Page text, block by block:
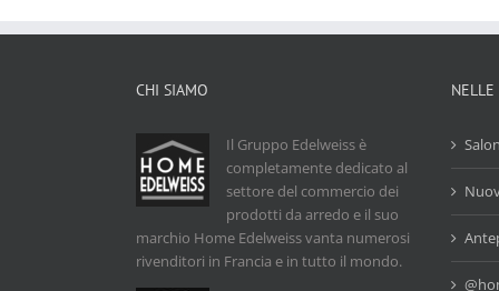
CHI SIAMO
Il Gruppo Edelweiss è
completamente dedicato al
settore del commercio dei
prodotti da arredo e il suo
marchio Home Edelweiss vanta numerosi
rivenditori in Francia e in tutto il mondo.